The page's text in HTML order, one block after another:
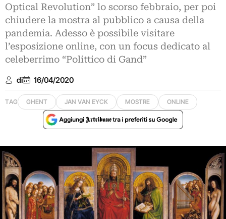
Optical Revolution” lo scorso febbraio, per poi
chiudere la mostra al pubblico a causa della
pandemia. Adesso è possibile visitare
l’esposizione online, con un focus dedicato al
celeberrimo “Polittico di Gand”
di 16/04/2020
TAG GHENT JAN VAN EYCK MOSTRE ONLINE